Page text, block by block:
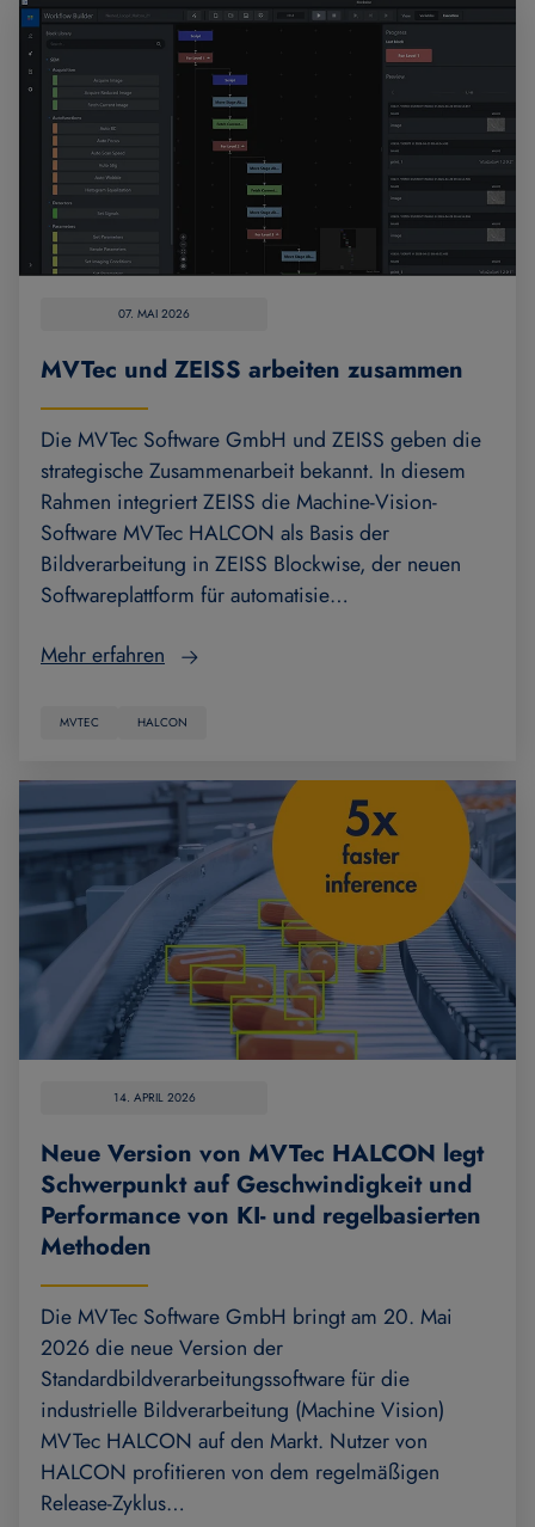
07. MAI 2026
MVTec und ZEISS arbeiten zusammen
Die MVTec Software GmbH und ZEISS geben die
strategische Zusammenarbeit bekannt. In diesem
Rahmen integriert ZEISS die Machine-Vision-
Software MVTec HALCON als Basis der
Bildverarbeitung in ZEISS Blockwise, der neuen
Softwareplattform für automatisie…
Mehr erfahren
MVTEC HALCON
14. APRIL 2026
Neue Version von MVTec HALCON legt
Schwerpunkt auf Geschwindigkeit und
Performance von KI- und regelbasierten
Methoden
Die MVTec Software GmbH bringt am 20. Mai
2026 die neue Version der
Standardbildverarbeitungssoftware für die
industrielle Bildverarbeitung (Machine Vision)
MVTec HALCON auf den Markt. Nutzer von
HALCON profitieren von dem regelmäßigen
Release-Zyklus…